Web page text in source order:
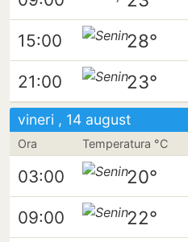
15:00 28°
21:00 23°
vineri , 14 august
Ora Temperatura °C
03:00 20°
09:00 22°